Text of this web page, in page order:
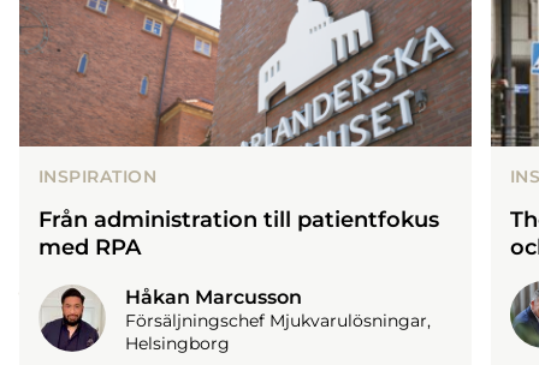
INSPIRATION
Från administration till patientfokus
med RPA
Håkan Marcusson
Försäljningschef Mjukvarulösningar,
Helsingborg